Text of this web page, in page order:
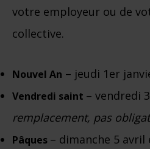
votre employeur ou de
collective.
Nouvel An – jeudi 1er
Vendredi saint – vendredi
remplacement, pas
Pâques – dimanche 5